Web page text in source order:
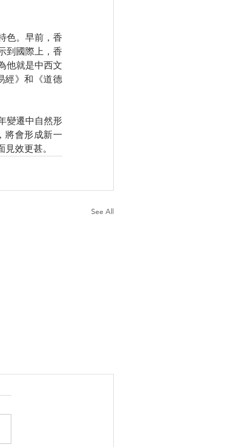
色。早前，香
到國際上，香
他就是中西文
經》和《道德
變遷中自然形
將會形成新一
效更甚。
See All